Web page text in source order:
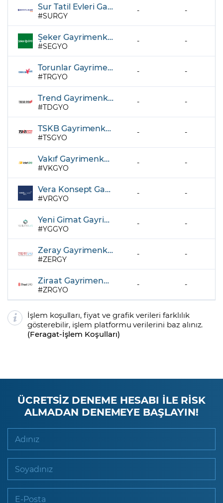
Sur Tatil Evleri Gayrimenkul Yatırım Ortaklığı A.Ş.
SURGY
- -
Şeker Gayrimenkul Yatırım Ortaklığı A.Ş.
SEGYO
- -
Torunlar Gayrimenkul Yatırım Ortaklığı A.Ş.
TRGYO
- -
Trend Gayrimenkul Yatırım Ortaklığı A.Ş.
TDGYO
- -
TSKB Gayrimenkul Yatırım Ortaklığı A.Ş.
TSGYO
- -
Vakıf Gayrimenkul Yatırım Ortaklığı A.Ş.
VKGYO
- -
Vera Konsept Gayrimenkul Yatırım Ortaklığı A.Ş.
VRGYO
- -
Yeni Gimat Gayrimenkul Yatırım Ortaklığı A.Ş.
YGGYO
- -
Zeray Gayrimenkul Yatırım Ortaklığı
ZERGY
- -
Ziraat Gayrimenkul Yatırım Ortaklığı A.Ş.
ZRGYO
- -
İşlem koşulları, fiyat ve grafik verileri farklılık
gösterebilir, işlem platformu verilerini baz alınız.
(Feragat-İşlem Koşulları)
ÜCRETSİZ DENEME HESABI İLE RİSK
ALMADAN DENEMEYE BAŞLAYIN!
Adınız
Soyadınız
E-Posta